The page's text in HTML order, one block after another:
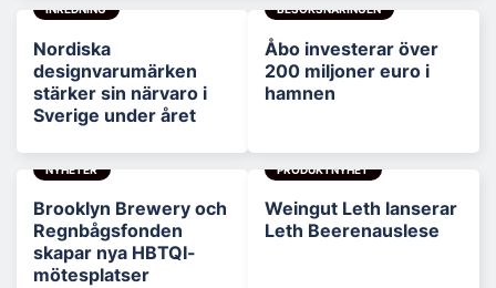
INREDNING
Nordiska
designvarumärken
stärker sin närvaro i
Sverige under året
BESÖKSNÄRINGEN
Åbo investerar över
200 miljoner euro i
hamnen
NYHETER
Brooklyn Brewery och
Regnbågsfonden
skapar nya HBTQI-
mötesplatser
PRODUKTNYHET
Weingut Leth lanserar
Leth Beerenauslese